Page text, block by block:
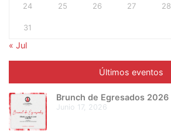
24 25 26 27 28
31
« Jul
Últimos eventos
Brunch de Egresados 2026
junio 17, 2026